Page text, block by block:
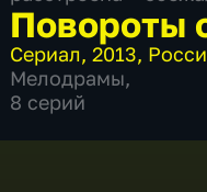
Повороты
Сериал,2013,
Мелодрамы,
8 серий